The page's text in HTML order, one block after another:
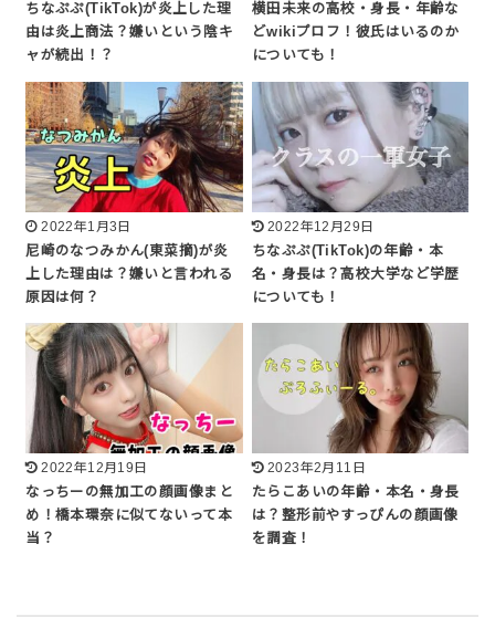
ちなぷぷ(TikTok)が炎上した理
由は炎上商法？嫌いという陰キ
ャが続出！？
横田未来の高校・身長・年齢な
どwikiプロフ！彼氏はいるのか
についても！
2022年1月3日
尼崎のなつみかん(東菜摘)が炎
上した理由は？嫌いと言われる
原因は何？
2022年12月29日
ちなぷぷ(TikTok)の年齢・本
名・身長は？高校大学など学歴
についても！
2022年12月19日
なっちーの無加工の顔画像まと
め！橋本環奈に似てないって本
当？
2023年2月11日
たらこあいの年齢・本名・身長
は？整形前やすっぴんの顔画像
を調査！